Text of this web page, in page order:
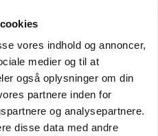
vores indhold og annoncer,
medier og til at
også oplysninger om din
partnere inden for
og analysepartnere.
disse data med andre
er efterårets største